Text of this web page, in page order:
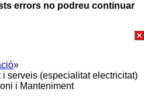
errors no podreu continuar
»
serveis (especialitat electricitat)
i Manteniment